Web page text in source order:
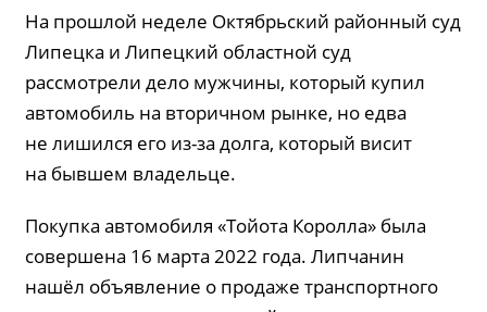
На прошлой неделе Октябрьский районный суд
Липецка и Липецкий областной суд
рассмотрели дело мужчины, который купил
автомобиль на вторичном рынке, но едва
не лишился его из-за долга, который висит
на бывшем владельце.
Покупка автомобиля «Тойота Королла» была
совершена 16 марта 2022 года. Липчанин
нашёл объявление о продаже транспортного